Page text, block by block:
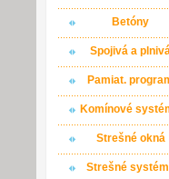
Betóny
Spojivá a
Pamiat.
Komínové
Strešné okná
Strešné